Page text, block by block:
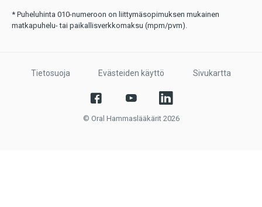
* Puheluhinta 010-numeroon on liittymäsopimuksen mukainen
matkapuhelu- tai paikallisverkkomaksu (mpm/pvm).
Tietosuoja Evästeiden käyttö Sivukartta
© Oral Hammaslääkärit 2026